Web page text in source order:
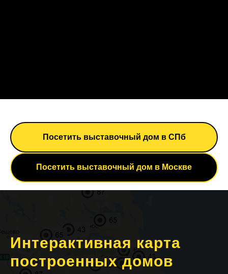
Посетить выставочный дом в СПб
Посетить выставочный дом в Москве
Интерактивная карта
построенных домов